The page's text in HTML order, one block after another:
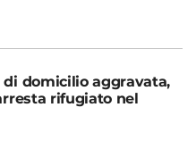
di domicilio aggravata,
rifugiato nel